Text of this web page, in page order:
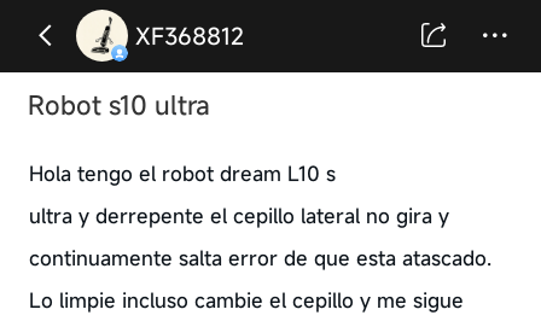
XF368812
Robot s10 ultra
Hola tengo el robot dream L10 s
ultra y derrepente el cepillo lateral no gira y
continuamente salta error de que esta atascado.
Lo limpie incluso cambie el cepillo y me sigue